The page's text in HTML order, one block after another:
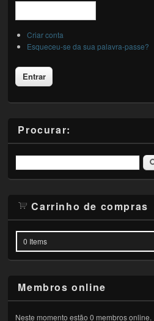
Criar conta
Esqueceu-se da sua palavra-passe?
Procurar:
Carrinho de compras
0 Items
Membros online
Neste momento estão 0 membros online.